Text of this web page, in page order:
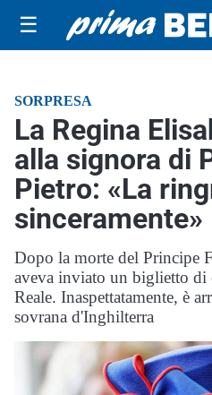
☰
SORPRESA
La Regina
alla signora di
Pietro: «La
sinceramente»
Dopo la morte del Principe
aveva inviato un biglietto di
Reale. Inaspettatamente, è
sovrana d'Inghilterra